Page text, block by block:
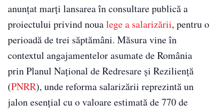
anunțat marți lansarea în consultare publică a
proiectului privind noualege a salarizării, pentru o
perioadă de trei săptămâni. Măsura vine în
contextul angajamentelor asumate de România
prin Planul Național de Redresare și Reziliență
(PNRR), unde reforma salarizării reprezintă un
jalon esențial cu o valoare estimată de 770 de